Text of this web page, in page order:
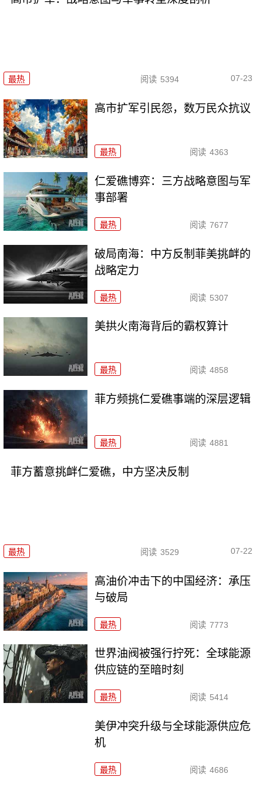
最热 阅读 5394 07-23
高市扩军引民怨，数万民众抗议
最热 阅读 4363
仁爱礁博弈：三方战略意图与军
事部署
最热 阅读 7677
破局南海：中方反制菲美挑衅的
战略定力
最热 阅读 5307
美拱火南海背后的霸权算计
最热 阅读 4858
菲方频挑仁爱礁事端的深层逻辑
最热 阅读 4881
菲方蓄意挑衅仁爱礁，中方坚决反制
最热 阅读 3529 07-22
高油价冲击下的中国经济：承压
与破局
最热 阅读 7773
世界油阀被强行拧死：全球能源
供应链的至暗时刻
最热 阅读 5414
美伊冲突升级与全球能源供应危
机
最热 阅读 4686